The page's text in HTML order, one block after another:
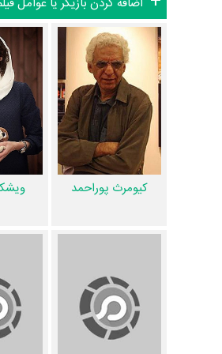
فعالیت 6ام بازیگران این اثر است. براساس امتیاز مردم فیلم نگهبان شب یکی از 4 اثر شاخص
محسوب می‌شود.
فیلم نگهبان شب براساس امتیاز
صفورا خوش طینت،فهیمه هرمزی،
همچنینرضا میرکریمیکارگردان
لاله مرزبان،تورج الوند،
غابشی.
عوامل فیلم نگهبان شب
اگر از تصویربرداری فیلم
ضرباهنگ و تدوین فیلم
کیومرث پوراحمد